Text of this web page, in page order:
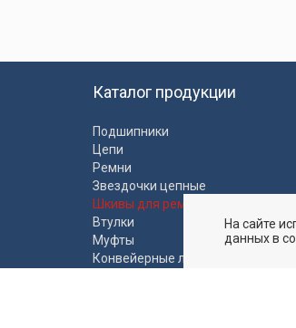
Каталог продукции
Подшипники
Цепи
Ремни
Звездочки цепные
Шкивы для ремней
Втулки
Муфты
Конвейерные ленты
На сайте
данных в